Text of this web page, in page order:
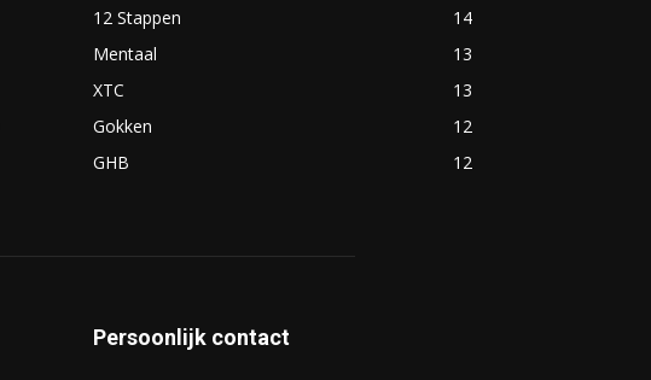
12 Stappen
14
Mentaal
13
XTC
13
Gokken
12
GHB
12
Persoonlijk contact